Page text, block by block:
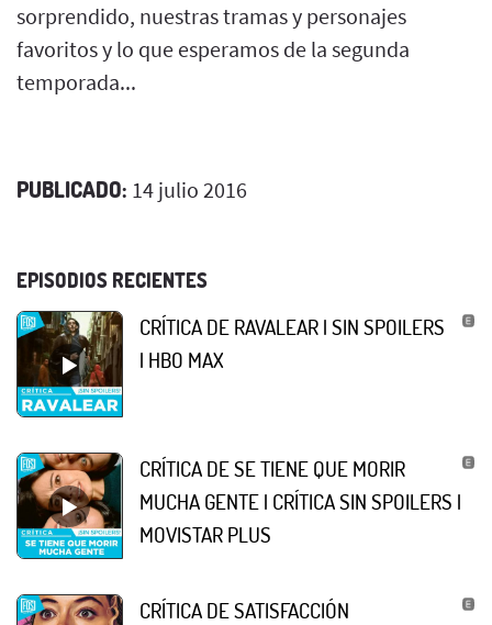
sorprendido, nuestras tramas y personajes
favoritos y lo que esperamos de la segunda
temporada...
PUBLICADO: 14 julio 2016
EPISODIOS RECIENTES
CRÍTICA DE RAVALEAR | SIN SPOILERS
| HBO MAX
CRÍTICA DE SE TIENE QUE MORIR
MUCHA GENTE | CRÍTICA SIN SPOILERS |
MOVISTAR PLUS
CRÍTICA DE SATISFACCIÓN